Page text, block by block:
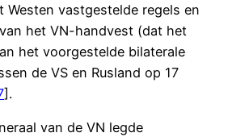
Westen vastgestelde regels en
het VN-handvest (dat het
het voorgestelde bilaterale
de VS en Rusland op 17
].
van de VN legde